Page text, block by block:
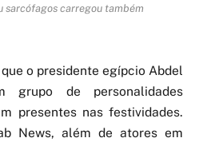
sarcófagos carregou também
o presidente egípcio Abdel
grupo de personalidades
presentes nas festividades.
News, além de atores em